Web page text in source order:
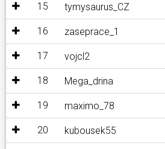
15 tymysaurus_CZ
16 zaseprace_1
17 vojcl2
18 Mega_drina
19 maximo_78
20 kubousek55